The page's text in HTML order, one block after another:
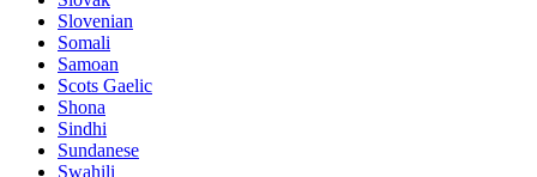
Slovenian
Somali
Samoan
Scots Gaelic
Shona
Sindhi
Sundanese
Swahili